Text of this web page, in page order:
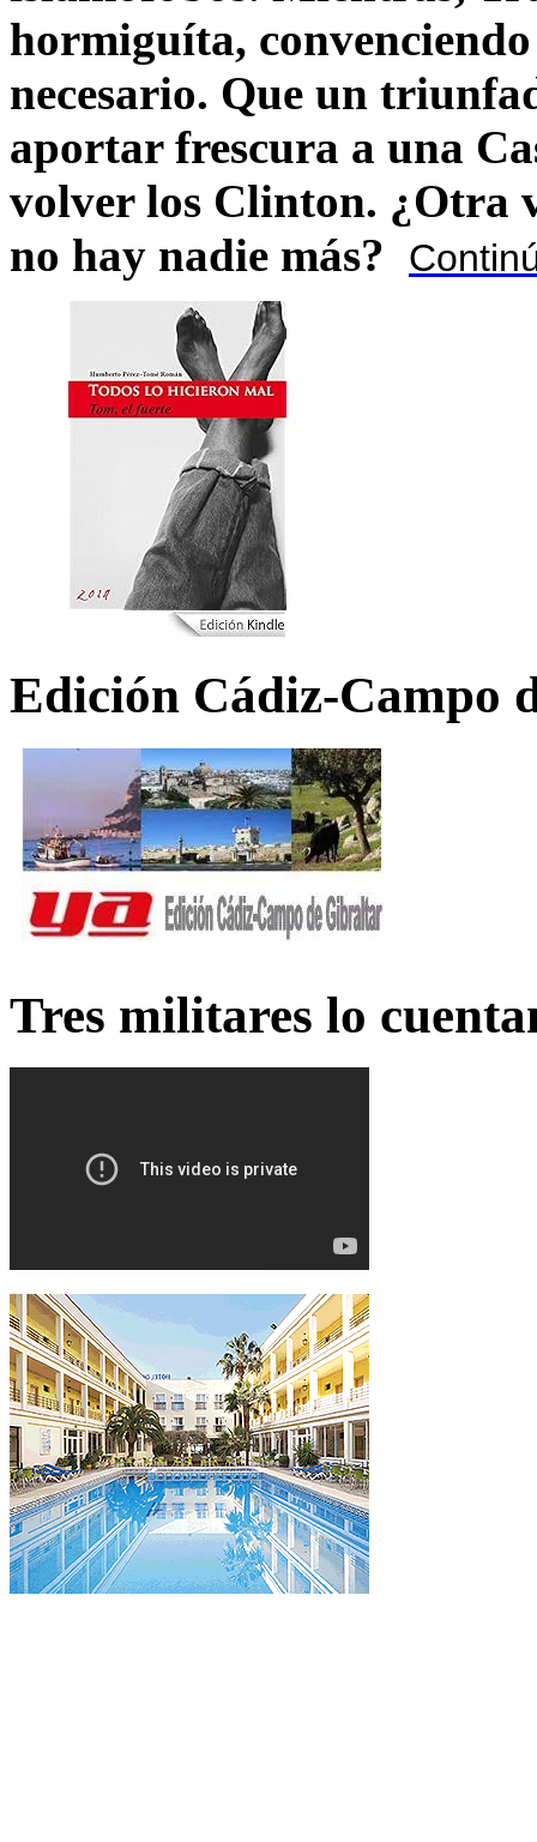
hormiguíta,
necesario. Que un
aportar frescura a una
volver los Clinton. ¿Otra
no hay nadie más?
Edición Cádiz-Campo
Tres militares lo